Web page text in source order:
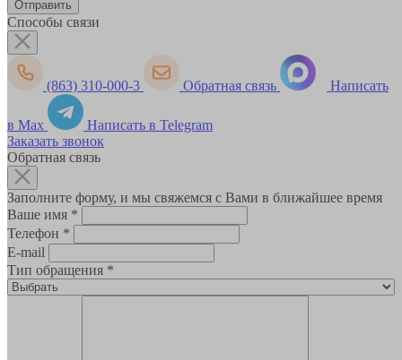
Способы связи
(863) 310-000-3 Обратная связь Написать
в Max
Написать в Telegram
Заказать звонок
Обратная связь
Заполните форму, и мы свяжемся с Вами в ближайшее время
Ваше имя *
Телефон *
E-mail
Тип обращения *